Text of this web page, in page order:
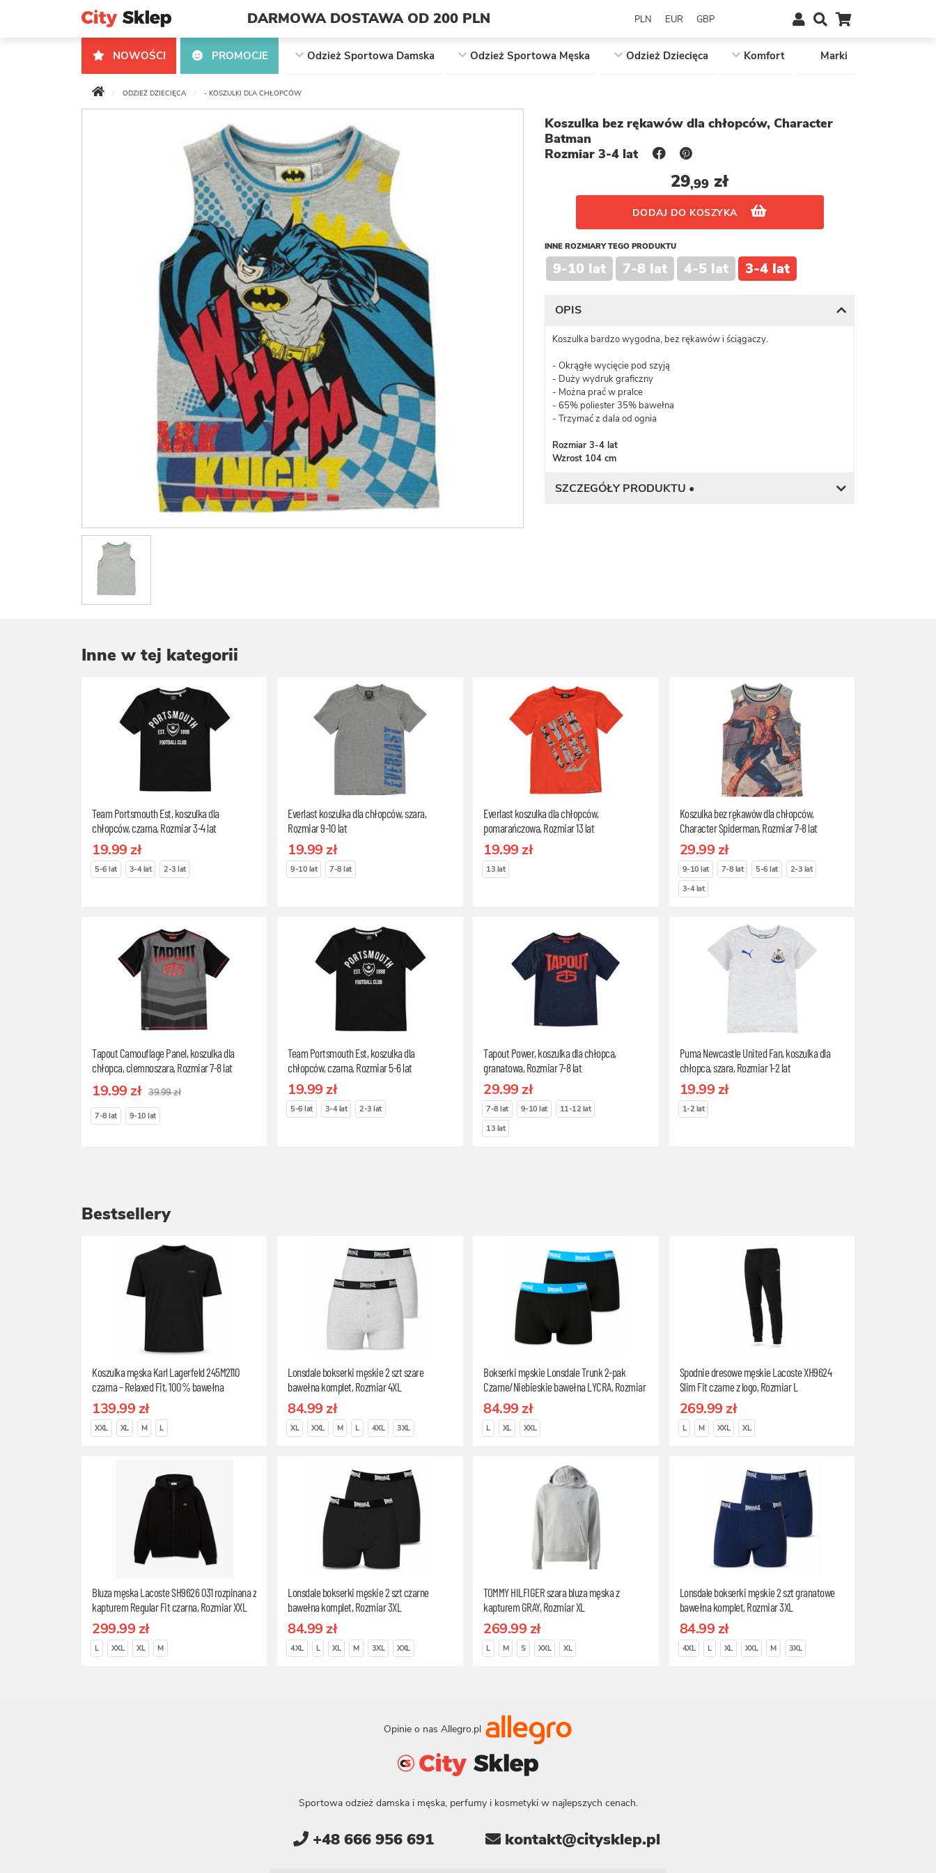
DARMOWA DOSTAWA OD 200 PLN PLN EUR GBP
NOWOŚCI PROMOCJE Odzież Sportowa Damska Odzież Sportowa Męska Odzież Dziecięca Komfort Marki
ODZIEŻ DZIECIĘCA - KOSZULKI DLA CHŁOPCÓW
Koszulka bez rękawów dla chłopców, Character
Batman
Rozmiar 3-4 lat
29,99 zł
DODAJ DO KOSZYKA
INNE ROZMIARY TEGO PRODUKTU
9-10 lat 7-8 lat 4-5 lat 3-4 lat
OPIS
Koszulka bardzo wygodna, bez rękawów i ściągaczy.
- Okrągłe wycięcie pod szyją
- Duży wydruk graficzny
- Można prać w pralce
- 65% poliester 35% bawełna
- Trzymać z dala od ognia
Rozmiar 3-4 lat
Wzrost 104 cm
SZCZEGÓŁY PRODUKTU •
Inne w tej kategorii
Team Portsmouth Est, koszulka dla
chłopców, czarna, Rozmiar 3-4 lat
19.99 zł
5-6 lat 3-4 lat 2-3 lat
Everlast koszulka dla chłopców, szara,
Rozmiar 9-10 lat
19.99 zł
9-10 lat 7-8 lat
Everlast koszulka dla chłopców,
pomarańczowa, Rozmiar 13 lat
19.99 zł
13 lat
Koszulka bez rękawów dla chłopców,
Character Spiderman, Rozmiar 7-8 lat
29.99 zł
9-10 lat 7-8 lat 5-6 lat
2-3 lat
3-4 lat
Tapout Camouflage Panel, koszulka dla
chłopca, ciemnoszara, Rozmiar 7-8 lat
19.99 zł 39.99 zł
7-8 lat 9-10 lat
Team Portsmouth Est, koszulka dla
chłopców, czarna, Rozmiar 5-6 lat
19.99 zł
5-6 lat 3-4 lat 2-3 lat
Tapout Power, koszulka dla chłopca,
granatowa, Rozmiar 7-8 lat
29.99 zł
7-8 lat 9-10 lat
11-12 lat
13 lat
Puma Newcastle United Fan, koszulka dla
chłopca, szara, Rozmiar 1-2 lat
19.99 zł
1-2 lat
Bestsellery
Koszulka męska Karl Lagerfeld 245M2110
czarna – Relaxed Fit, 100% bawełna
organiczna, Rozmiar L
139.99 zł
XXL XL M L
Lonsdale bokserki męskie 2 szt szare
bawełna komplet, Rozmiar 4XL
84.99 zł
XL XXL M L 4XL 3XL
Bokserki męskie Lonsdale Trunk 2-pak
Czarne/Niebieskie bawełna LYCRA, Rozmiar
L
84.99 zł
L XL XXL
Spodnie dresowe męskie Lacoste XH9624
Slim Fit czarne z logo, Rozmiar L
269.99 zł
L M XXL XL
Bluza męska Lacoste SH9626 031 rozpinana z
kapturem Regular Fit czarna, Rozmiar XXL
299.99 zł
L XXL XL M
Lonsdale bokserki męskie 2 szt czarne
bawełna komplet, Rozmiar 3XL
84.99 zł
4XL L XL M 3XL XXL
TOMMY HILFIGER szara bluza męska z
kapturem GRAY, Rozmiar XL
269.99 zł
L M S XXL XL
Lonsdale bokserki męskie 2 szt granatowe
bawełna komplet, Rozmiar 3XL
84.99 zł
4XL L XL XXL M 3XL
Opinie o nas Allegro.pl
Sportowa odzież damska i męska, perfumy i kosmetyki w najlepszych cenach.
+48 666 956 691 kontakt@citysklep.pl